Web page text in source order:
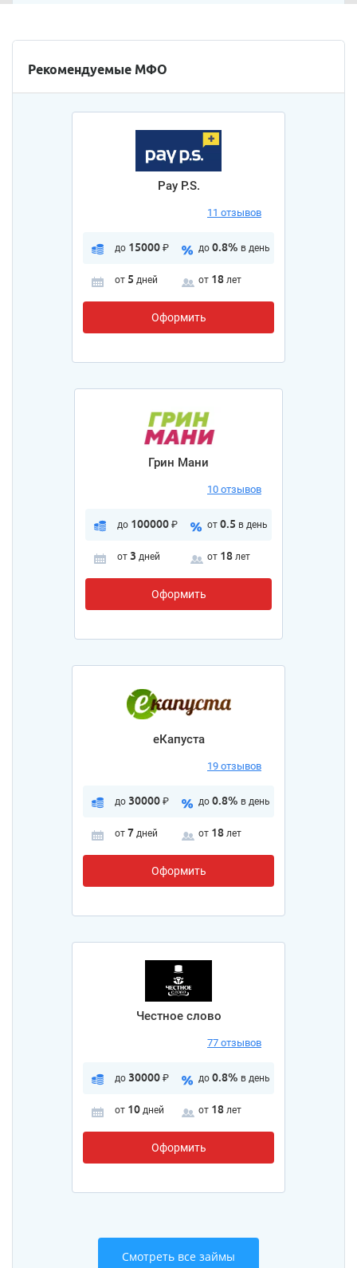
Рекомендуемые МФО
Pay P.S.
11 отзывов
до 15000 ₽ до 0.8% в день
от 5 дней от 18 лет
Оформить
Грин Мани
10 отзывов
до 100000 ₽ от 0.5 в день
от 3 дней от 18 лет
Оформить
еКапуста
19 отзывов
до 30000 ₽ до 0.8% в день
от 7 дней от 18 лет
Оформить
Честное слово
77 отзывов
до 30000 ₽ до 0.8% в день
от 10 дней от 18 лет
Оформить
Смотреть все займы